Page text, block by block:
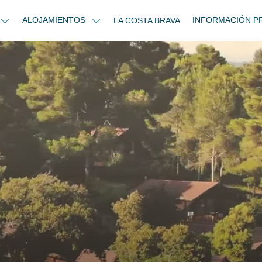
ALOJAMIENTOS LA COSTA BRAVA INFORMACIÓN